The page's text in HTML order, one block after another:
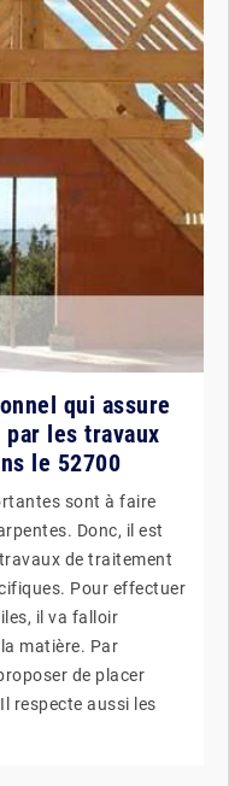
qui assure
les travaux
le 52700
sont à faire
Donc, il est
de traitement
Pour effectuer
il va falloir
matière. Par
de placer
respecte aussi les